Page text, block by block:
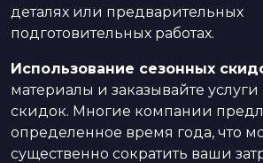
деталях или предварительных
подготовительных работах.
Использование сезонных
материалы и заказывайте
скидок. Многие компании
определенное время года, что
существенно сократить ваши